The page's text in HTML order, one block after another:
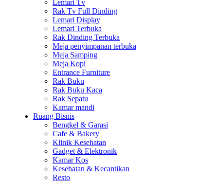
Lemari Tv
Rak Tv Full Dinding
Lemari Display
Lemari Terbuka
Rak Dinding Terbuka
Meja penyimpanan terbuka
Meja Samping
Meja Kopi
Entrance Furniture
Rak Buku
Rak Buku Kaca
Rak Sepatu
Kamar mandi
Ruang Bisnis
Bengkel & Garasi
Cafe & Bakery
Klinik Kesehatan
Gadget & Elektronik
Kamar Kos
Kesehatan & Kecantikan
Resto